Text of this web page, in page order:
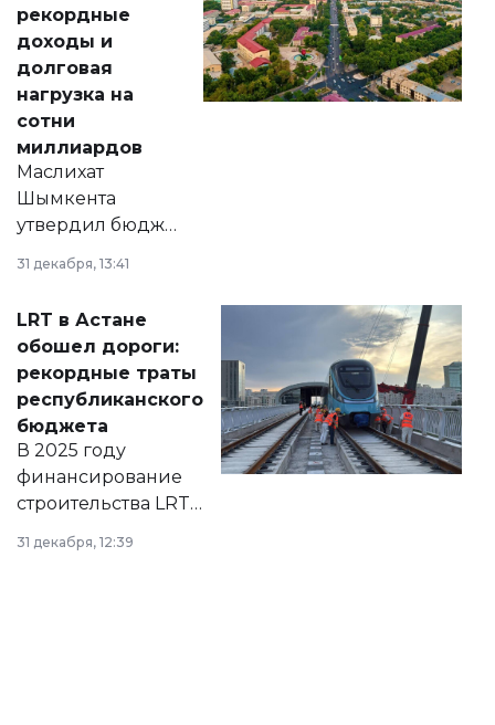
рекордные
доходы и
долговая
нагрузка на
сотни
миллиардов
Маслихат
Шымкента
утвердил бюджет
города на 2026–
2028 годы.
документ
появился в базе
нормативных
правовых актов и
на сайте маслихат
города.
31 декабря, 13:41
LRT в Астане
обошел дороги:
рекордные траты
республиканского
бюджета
В 2025 году
финансирование
строительства LRT
в Астане из
республиканского
31 декабря, 12:39